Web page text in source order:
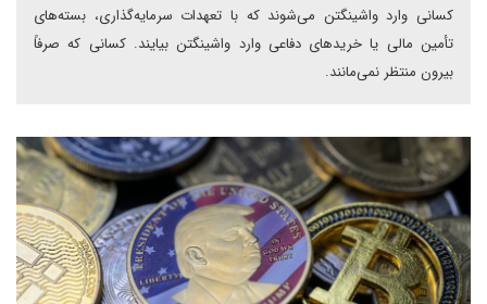
کسانی وارد واشینگتن می‌شوند که با تعهدات سرمایه‌گذاری، بسته‌های
تأمین مالی یا خریدهای دفاعی وارد واشینگتن بیایند. کسانی که صرفاً
بیرون منتظر نمی‌مانند.